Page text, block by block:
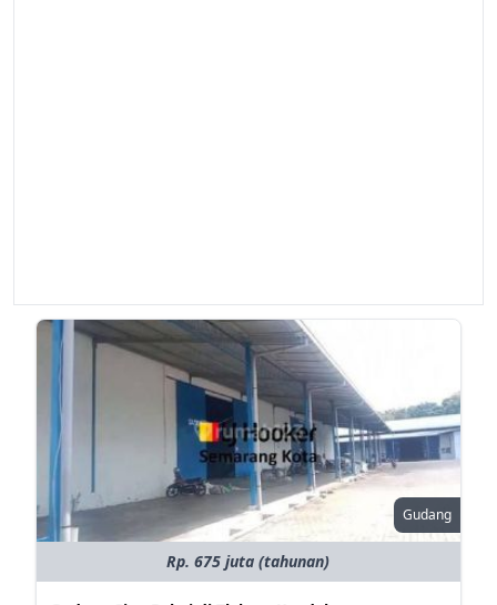
Gudang
Rp. 675 juta (tahunan)